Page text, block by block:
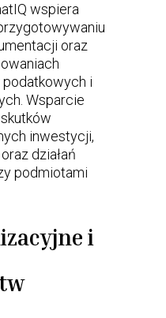
wspiera
oraz
i
Wsparcie
inwestycji,
działań
podmiotami
i